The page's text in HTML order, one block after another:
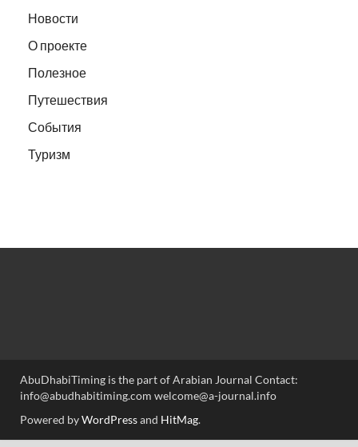
Новости
О проекте
Полезное
Путешествия
События
Туризм
AbuDhabiTiming is the part of Arabian Journal Contact:
info@abudhabitiming.com welcome@a-journal.info
Powered byWordPressand HitMag.